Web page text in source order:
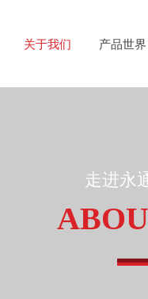
关于我们 产品世界
走进永